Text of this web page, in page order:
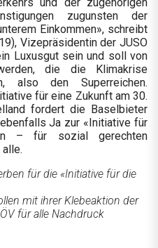
zugunsten der
Einkommen», schreibt
Vizepräsidentin der JUSO
Luxusgut sein und soll von
die die Klimakrise
also den Superreichen.
für eine Zukunft am 30.
fordert die Baselbieter
Ja zur «Initiative für
– für sozial gerechten
für die «Initiative für die
mit ihrer Klebeaktion der
für alle Nachdruck